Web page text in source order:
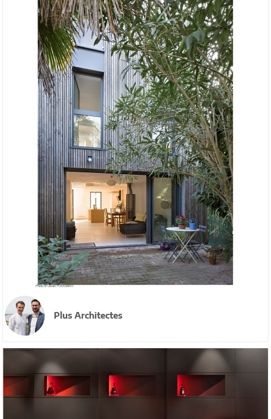
Plus Architectes